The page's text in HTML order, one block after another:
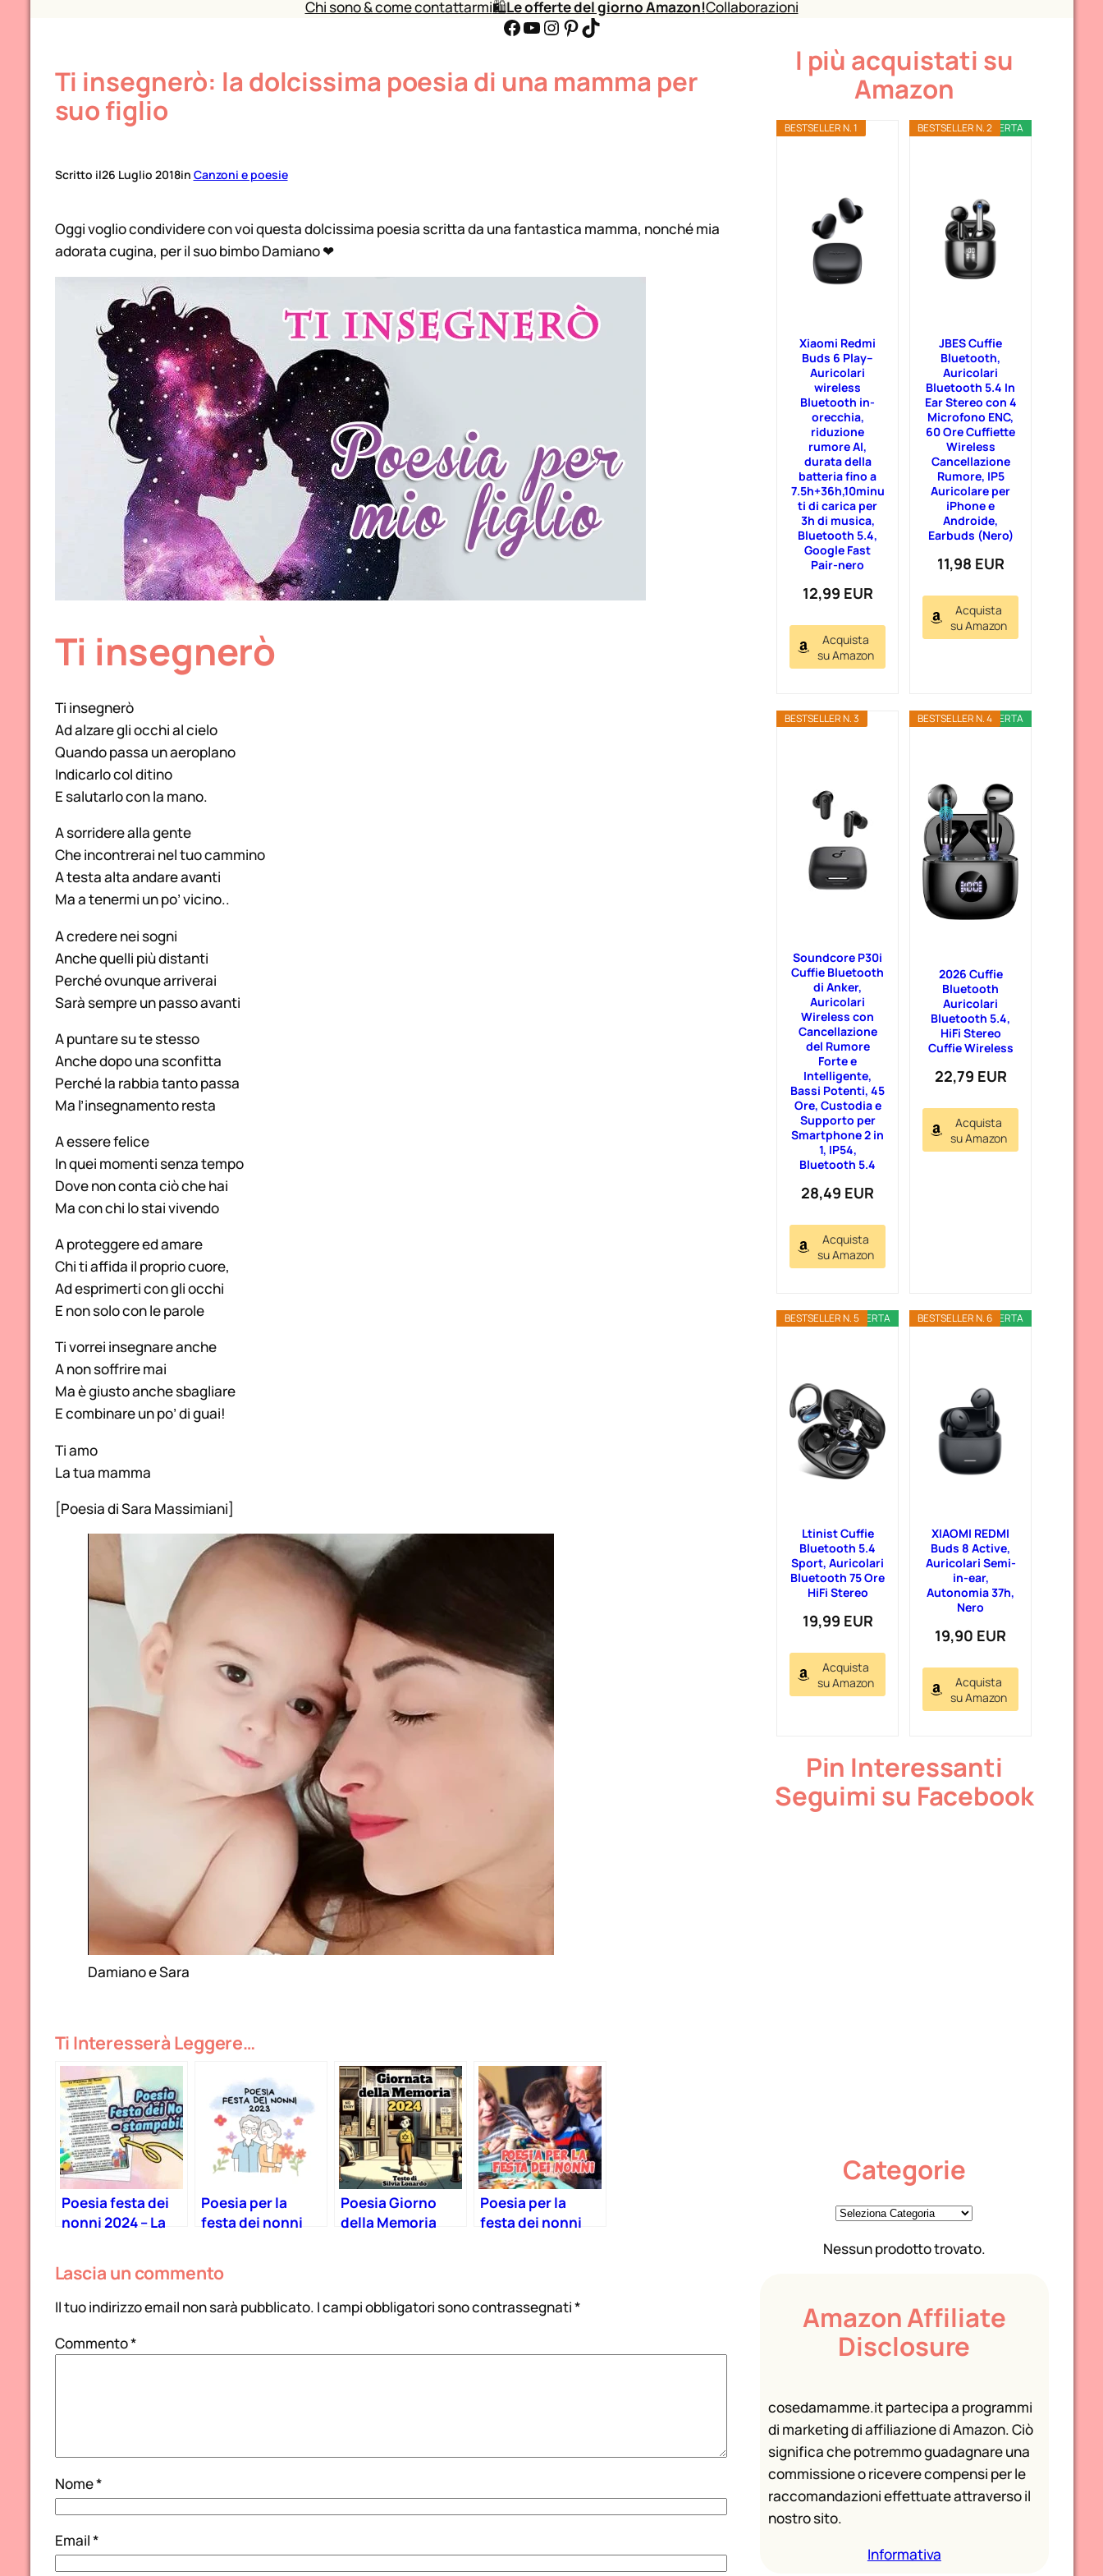
Chi sono & come contattarmi🛍️Le offerte del giorno Amazon!Collaborazioni
Facebook YouTube Instagram Pinterest TikTok
Ti insegnerò: la dolcissima poesia di una mamma per
suo figlio
Scritto il26 Luglio 2018in Canzoni e poesie
Oggi voglio condividere con voi questa dolcissima poesia scritta da una fantastica mamma, nonché mia
adorata cugina, per il suo bimbo Damiano ❤
Ti insegnerò
Ti insegnerò
Ad alzare gli occhi al cielo
Quando passa un aeroplano
Indicarlo col ditino
E salutarlo con la mano.
A sorridere alla gente
Che incontrerai nel tuo cammino
A testa alta andare avanti
Ma a tenermi un po’ vicino..
A credere nei sogni
Anche quelli più distanti
Perché ovunque arriverai
Sarà sempre un passo avanti
A puntare su te stesso
Anche dopo una sconfitta
Perché la rabbia tanto passa
Ma l’insegnamento resta
A essere felice
In quei momenti senza tempo
Dove non conta ciò che hai
Ma con chi lo stai vivendo
A proteggere ed amare
Chi ti affida il proprio cuore,
Ad esprimerti con gli occhi
E non solo con le parole
Ti vorrei insegnare anche
A non soffrire mai
Ma è giusto anche sbagliare
E combinare un po’ di guai!
Ti amo
La tua mamma
[Poesia di Sara Massimiani]
Damiano e Sara
Ti Interesserà Leggere…
Poesia festa dei
nonni 2024 – La
differenza
Poesia per la
festa dei nonni
Poesia Giorno
della Memoria
Poesia per la
festa dei nonni
Lascia un commento
Il tuo indirizzo email non sarà pubblicato. I campi obbligatori sono contrassegnati*
Commento*
Nome*
Email*
I più acquistati su
Amazon
BESTSELLER N. 1
Xiaomi Redmi
Buds 6 Play–
Auricolari
wireless
Bluetooth in-
orecchia,
riduzione
rumore AI,
durata della
batteria fino a
7.5h+36h,10minu
ti di carica per
3h di musica,
Bluetooth 5.4,
Google Fast
Pair-nero
12,99 EUR
Acquista
su Amazon
OFFERTA
BESTSELLER N. 2
JBES Cuffie
Bluetooth,
Auricolari
Bluetooth 5.4 In
Ear Stereo con 4
Microfono ENC,
60 Ore Cuffiette
Wireless
Cancellazione
Rumore, IP5
Auricolare per
iPhone e
Androide,
Earbuds (Nero)
11,98 EUR
Acquista
su Amazon
BESTSELLER N. 3
Soundcore P30i
Cuffie Bluetooth
di Anker,
Auricolari
Wireless con
Cancellazione
del Rumore
Forte e
Intelligente,
Bassi Potenti, 45
Ore, Custodia e
Supporto per
Smartphone 2 in
1, IP54,
Bluetooth 5.4
28,49 EUR
Acquista
su Amazon
OFFERTA
BESTSELLER N. 4
2026 Cuffie
Bluetooth
Auricolari
Bluetooth 5.4,
HiFi Stereo
Cuffie Wireless
22,79 EUR
Acquista
su Amazon
OFFERTA
BESTSELLER N. 5
Ltinist Cuffie
Bluetooth 5.4
Sport, Auricolari
Bluetooth 75 Ore
HiFi Stereo
19,99 EUR
Acquista
su Amazon
OFFERTA
BESTSELLER N. 6
XIAOMI REDMI
Buds 8 Active,
Auricolari Semi-
in-ear,
Autonomia 37h,
Nero
19,90 EUR
Acquista
su Amazon
Pin Interessanti
Seguimi su Facebook
Categorie
C
t
o
r
Nessun prodotto trovato.
Amazon Affiliate
Disclosure
cosedamamme.it partecipa a programmi
di marketing di affiliazione di Amazon. Ciò
significa che potremmo guadagnare una
commissione o ricevere compensi per le
raccomandazioni effettuate attraverso il
nostro sito.
Informativa